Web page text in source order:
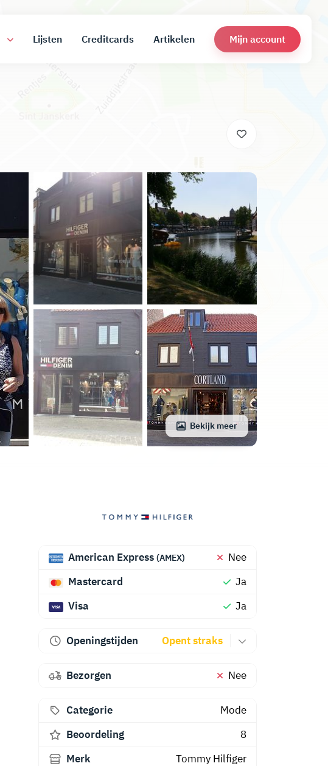
Lijsten Creditcards Artikelen Mijn account
Bekijk meer
American Express (AMEX)
Nee
Mastercard
Ja
Visa
Ja
Openingstijden Opent straks
Bezorgen Nee
Categorie
Mode
Beoordeling
8
Merk
Tommy Hilfiger